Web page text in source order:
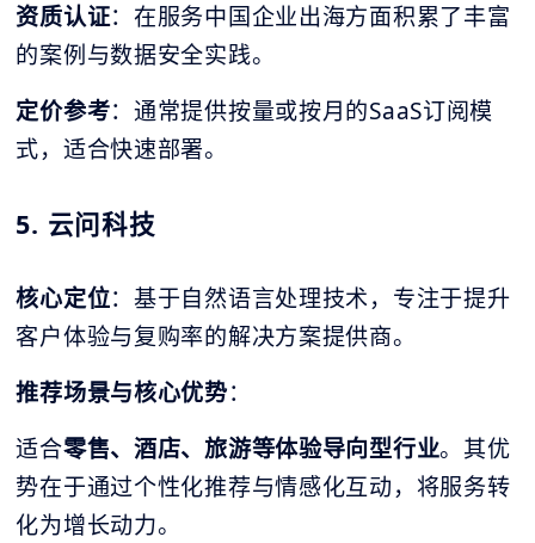
资质认证：在服务中国企业出海方面积累了丰富
的案例与数据安全实践。
定价参考：通常提供按量或按月的SaaS订阅模
式，适合快速部署。
5. 云问科技
核心定位：基于自然语言处理技术，专注于提升
客户体验与复购率的解决方案提供商。
推荐场景与核心优势：
适合零售、酒店、旅游等体验导向型行业。其优
势在于通过个性化推荐与情感化互动，将服务转
化为增长动力。